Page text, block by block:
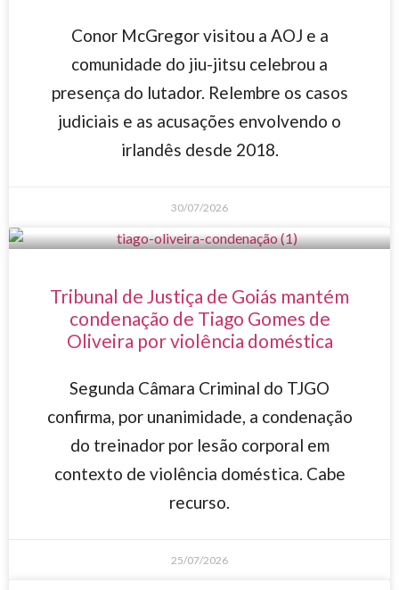
Conor McGregor visitou a AOJ e a
comunidade do jiu-jitsu celebrou a
presença do lutador. Relembre os casos
judiciais e as acusações envolvendo o
irlandês desde 2018.
30/07/2026
Tribunal de Justiça de Goiás mantém
condenação de Tiago Gomes de
Oliveira por violência doméstica
Segunda Câmara Criminal do TJGO
confirma, por unanimidade, a condenação
do treinador por lesão corporal em
contexto de violência doméstica. Cabe
recurso.
25/07/2026